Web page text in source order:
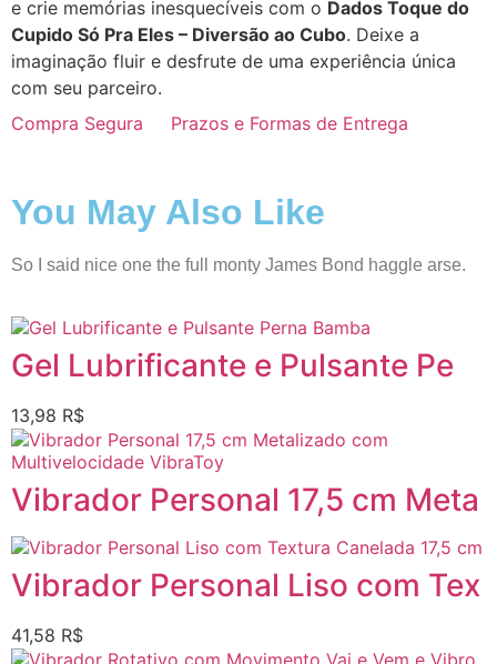
e crie memórias inesquecíveis com o Dados Toque do
Cupido Só Pra Eles – Diversão ao Cubo. Deixe a
imaginação fluir e desfrute de uma experiência única
com seu parceiro.
Compra Segura
Prazos e Formas de Entrega
You May Also Like
So I said nice one the full monty James Bond haggle arse.
Gel Lubrificante e Pulsante Pe
13,98 R$
Vibrador Personal 17,5 cm Meta
Vibrador Personal Liso com Tex
41,58 R$